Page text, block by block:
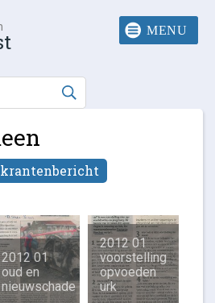
krantenbericht
2012 01
oud en
nieuwschade
2012 01
voorstelling
opvoeden
urk